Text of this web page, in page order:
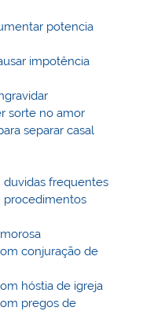
potencia
impotência
sorte no amor
separar casal
duvidas frequentes
procedimentos
conjuração de
hóstia de igreja
pregos de